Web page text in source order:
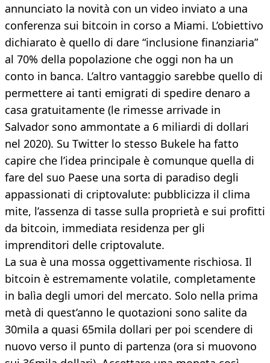
annunciato la novità con un video inviato a una
conferenza sui bitcoin in corso a Miami. L’obiettivo
dichiarato è quello di dare “inclusione finanziaria”
al 70% della popolazione che oggi non ha un
conto in banca. L’altro vantaggio sarebbe quello di
permettere ai tanti emigrati di spedire denaro a
casa gratuitamente (le rimesse arrivade in
Salvador sono ammontate a 6 miliardi di dollari
nel 2020). Su Twitter lo stesso Bukele ha fatto
capire che l’idea principale è comunque quella di
fare del suo Paese una sorta di paradiso degli
appassionati di criptovalute: pubblicizza il clima
mite, l’assenza di tasse sulla proprietà e sui profitti
da bitcoin, immediata residenza per gli
imprenditori delle criptovalute.
La sua è una mossa oggettivamente rischiosa. Il
bitcoin è estremamente volatile, completamente
in balìa degli umori del mercato. Solo nella prima
metà di quest’anno le quotazioni sono salite da
30mila a quasi 65mila dollari per poi scendere di
nuovo verso il punto di partenza (ora si muovono